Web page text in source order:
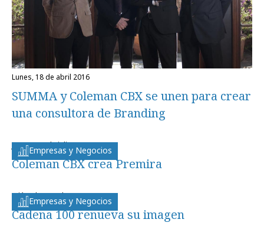
lunes, 18 de abril 2016
SUMMA y Coleman CBX se unen para crear
una consultora de Branding
Empresas y Negocios
jueves, 12 de julio 2012
Coleman CBX crea Premira
Empresas y Negocios
miércoles, 18 de enero 2012
Cadena 100 renueva su imagen